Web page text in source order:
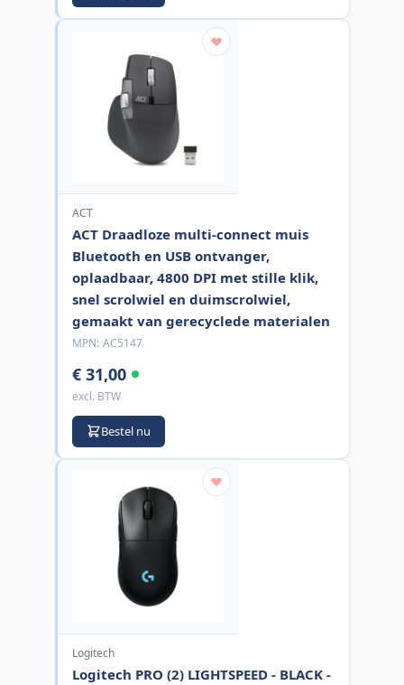
ACT
ACT Draadloze multi-connect muis
Bluetooth en USB ontvanger,
oplaadbaar, 4800 DPI met stille klik,
snel scrolwiel en duimscrolwiel,
gemaakt van gerecyclede materialen
MPN: AC5147
€ 31,00
excl. BTW
Bestel nu
Logitech
Logitech PRO (2) LIGHTSPEED - BLACK -